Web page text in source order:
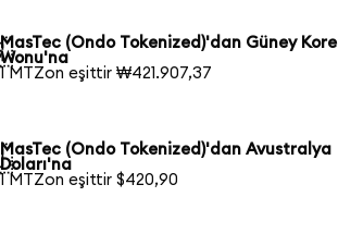
MasTec (Ondo Tokenized)'dan Güney Kore
Wonu'na
1 MTZon eşittir ₩421.907,37
MasTec (Ondo Tokenized)'dan Avustralya
Doları'na
1 MTZon eşittir $420,90